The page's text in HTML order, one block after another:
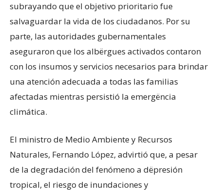
subrayando que el objetivo prioritario fue
salvaguardar la vida de los ciudadanos. Por su
parte, las autoridades gubernamentales
aseguraron que los albërgues activados contaron
con los insumos y servicios necesarios para brindar
una atención adecuada a todas las familias
afectadas mientras persistió la emergëncia
climática.
​El ministro de Medio Ambiente y Recursos
Naturales, Fernando López, advirtió que, a pesar
de la degradación del fenómeno a dëpresión
tropical, el riesgo de inundaciones y